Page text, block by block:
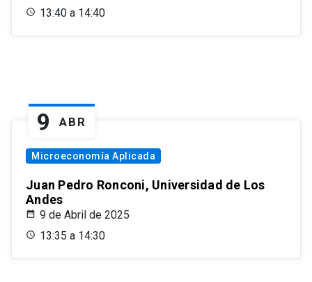
13:40 a 14:40
9 ABR
Microeconomía Aplicada
Juan Pedro Ronconi, Universidad de Los
Andes
9 de Abril de 2025
13:35 a 14:30